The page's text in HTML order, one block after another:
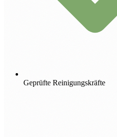
Geprüfte Reinigungskräfte